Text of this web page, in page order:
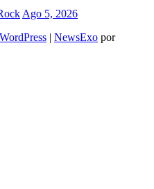
Ago 5, 2026
WordPress | NewsExo por